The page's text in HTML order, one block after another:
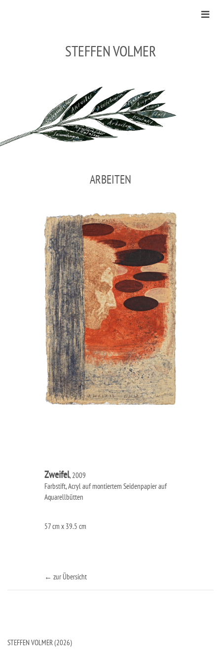
STEFFEN VOLMER
ARBEITEN
Zweifel, 2009
Farbstift, Acryl auf montiertem Seidenpapier auf
Aquarellbütten
57 cm x 39.5 cm
← zur Übersicht
STEFFEN VOLMER (2026)